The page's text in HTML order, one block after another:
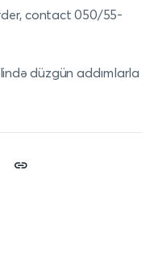
, contact 050/55-
düzgün addımlarla